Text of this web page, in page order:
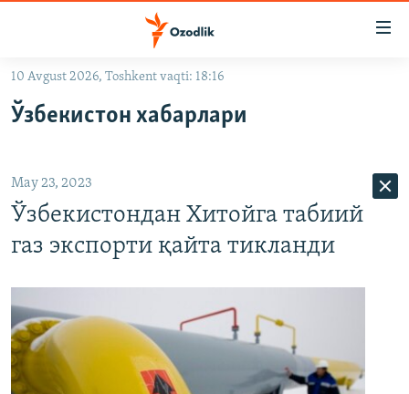
Асосий
Қидиришга
ўтинг
OZODLIK SURISHTIRUVLARI
На русском
ИЖТИМОИЙ ТАРМОҚЛАР
Озодлик бошқа тилларда
10 Avgust 2026, Toshkent vaqti: 18:16
Ўзбекистон хабарлари
May 23, 2023
Ўзбекистондан Хитойга табиий
газ экспорти қайта тикланди